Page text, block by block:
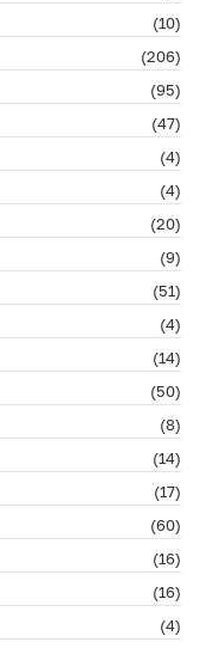
(10)
(206)
(95)
(47)
(4)
(4)
(20)
(9)
(51)
(4)
(14)
(50)
(8)
(14)
(17)
(60)
(16)
(16)
(4)